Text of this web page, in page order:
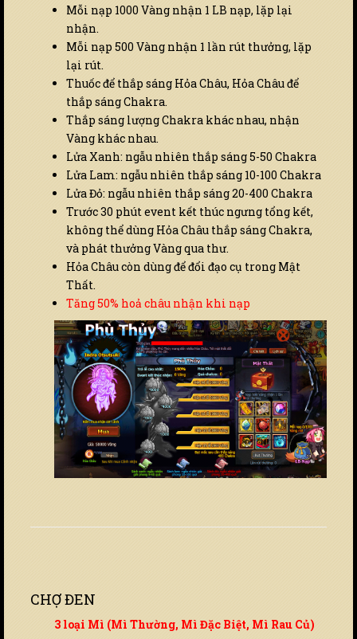
Mỗi nạp 1000 Vàng nhận 1 LB nạp, lặp lại
nhận.
Mỗi nạp 500 Vàng nhận 1 lần rút thưởng, lặp
lại rút.
Thuốc để thắp sáng Hỏa Châu, Hỏa Châu để
thắp sáng Chakra.
Thắp sáng lượng Chakra khác nhau, nhận
Vàng khác nhau.
Lửa Xanh: ngẫu nhiên thắp sáng 5-50 Chakra
Lửa Lam: ngẫu nhiên thắp sáng 10-100 Chakra
Lửa Đỏ: ngẫu nhiên thắp sáng 20-400 Chakra
Trước 30 phút event kết thúc ngưng tổng kết,
không thể dùng Hỏa Châu thắp sáng Chakra,
và phát thưởng Vàng qua thư.
Hỏa Châu còn dùng để đổi đạo cụ trong Mật
Thất.
Tăng 50% hoả châu nhận khi nạp
CHỢ ĐEN
3 loại Mì (Mì Thường, Mì Đặc Biệt, Mì Rau Củ)